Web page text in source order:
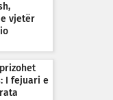
vjetër
I fejuari e